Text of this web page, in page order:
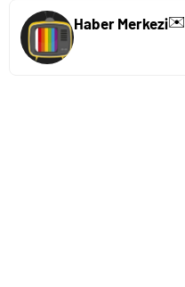
Haber Merkezi✉️